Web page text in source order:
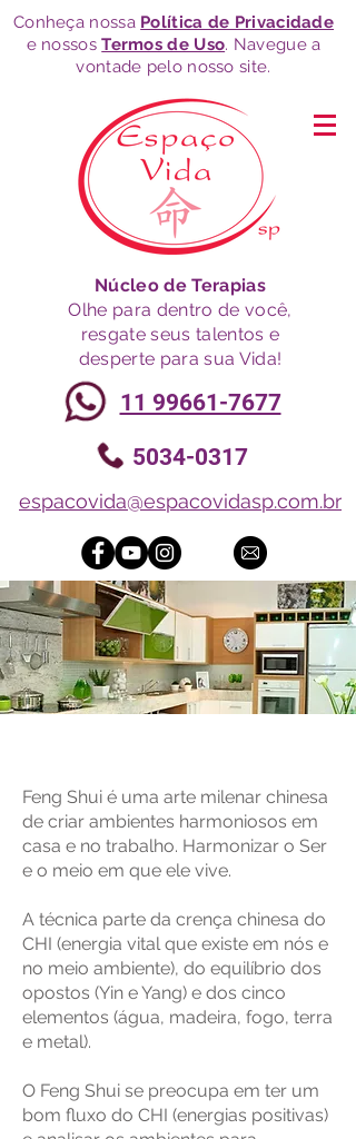
Núcleo de Terapias
Olhe para dentro de você,
resgate seus talentos e
desperte para sua Vida!
5034-0317
11 99661-7677
espacovida@espacovidasp.com.br
Conheça nossa Política de Privacidade
e nossosTermos de Uso. Navegue a
vontade pelo nosso site.
Feng Shui é uma arte milenar chinesa
de criar ambientes harmoniosos em
casa e no trabalho. Harmonizar o Ser
e o meio em que ele vive.
A técnica parte da crença chinesa do
CHI (energia vital que existe em nós e
no meio ambiente), do equilíbrio dos
opostos (Yin e Yang) e dos cinco
elementos (água, madeira, fogo, terra
e metal).
O Feng Shui se preocupa em ter um
bom fluxo do CHI (energias positivas)